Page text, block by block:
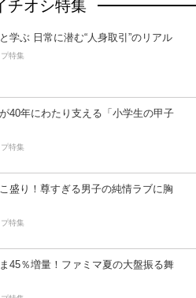
チオシ特集
学ぶ 日常に潜む“人身取引”のリアル
特集
40年にわたり支える「小学生の甲子
特集
盛り！尊すぎる男子の純情ラブに胸
特集
45％増量！ファミマ夏の大盤振る舞